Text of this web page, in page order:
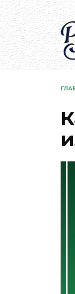
Перейти
к
содержанию